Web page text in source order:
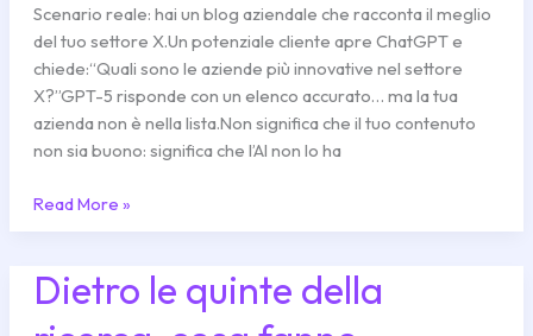
Scenario reale: hai un blog aziendale che racconta il meglio
del tuo settore X.Un potenziale cliente apre ChatGPT e
chiede:“Quali sono le aziende più innovative nel settore
X?”GPT-5 risponde con un elenco accurato… ma la tua
azienda non è nella lista.Non significa che il tuo contenuto
non sia buono: significa che l’AI non lo ha
le
EXACT
QUERIES
Che
ChatGPT
Sta
Read More »
Dietro le quinte della
Dietro
le